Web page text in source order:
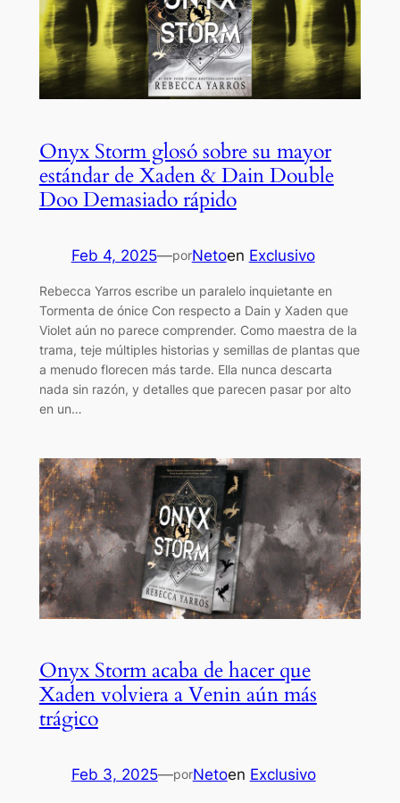
Onyx Storm glosó sobre su mayor
estándar de Xaden & Dain Double
Doo Demasiado rápido
Feb 4, 2025—porNetoen Exclusivo
Rebecca Yarros escribe un paralelo inquietante en
Tormenta de ónice Con respecto a Dain y Xaden que
Violet aún no parece comprender. Como maestra de la
trama, teje múltiples historias y semillas de plantas que
a menudo florecen más tarde. Ella nunca descarta
nada sin razón, y detalles que parecen pasar por alto
en un…
Onyx Storm acaba de hacer que
Xaden volviera a Venin aún más
trágico
Feb 3, 2025—porNetoen Exclusivo